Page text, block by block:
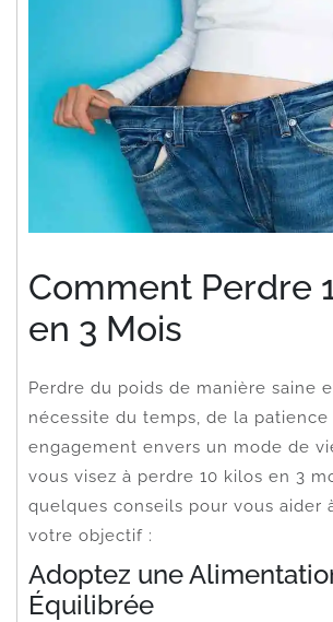
Comment Perdre
en 3 Mois
Perdre du poids de manière saine
nécessite du temps, de la patience
engagement envers un mode de
vous visez à perdre 10 kilos en 3
quelques conseils pour vous aider
votre objectif :
Adoptez une
Équilibrée